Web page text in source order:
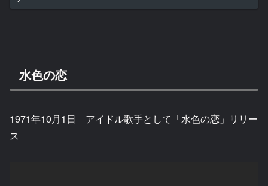
水色の恋
1971年10月1日 アイドル歌手として「水色の恋」リリー
ス